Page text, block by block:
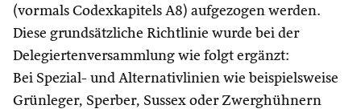
(vormals Codexkapitels A8) aufgezogen werden.
Diese grundsätzliche Richtlinie wurde bei der
Delegiertenversammlung wie folgt ergänzt:
Bei Spezial- und Alternativlinien wie beispielsweise
Grünleger, Sperber, Sussex oder Zwerghühnern